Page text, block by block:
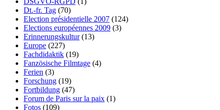
Dt.-fr. Tag (70)
Election présidentielle 2007 (124)
Elections européennes 2009 (3)
Erinnerungskultur(13)
Europe (227)
Fachdidaktik (19)
Fanzösische Filmtage (4)
Ferien (3)
Forschung (19)
Fortbildung (47)
Forum de Paris sur la paix (1)
Fotos (109)